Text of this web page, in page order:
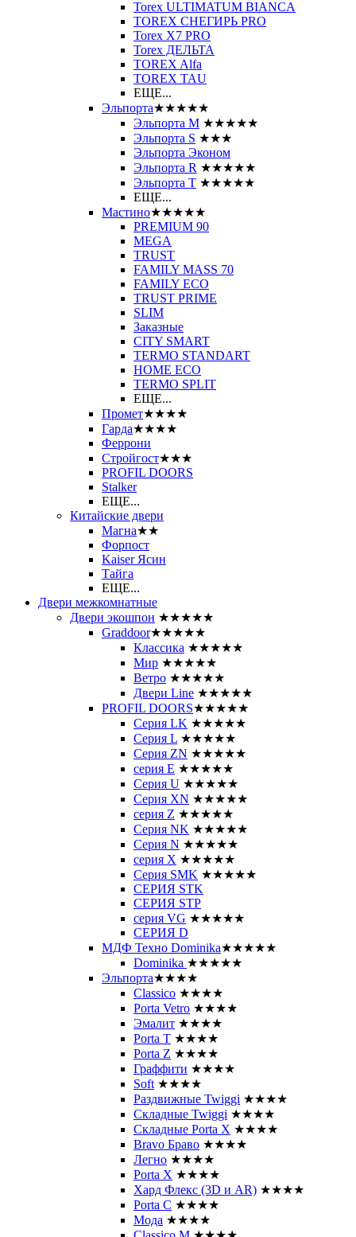
Torex ULTIMATUM BIANCA
TOREX СНЕГИРЬ PRO
Torex X7 PRO
Torex ДЕЛЬТА
TOREX Alfa
TOREX TAU
ЕЩЕ...
Эльпорта★★★★★
Эльпорта M ★★★★★
Эльпорта S ★★★
Эльпорта Эконом
Эльпорта R ★★★★★
Эльпорта Т ★★★★★
ЕЩЕ...
Мастино★★★★★
PREMIUM 90
MEGA
TRUST
FAMILY MASS 70
FAMILY ECO
TRUST PRIME
SLIM
Заказные
CITY SMART
TERMO STANDART
HOME ECO
ТЕRМО SPLIT
ЕЩЕ...
Промет★★★★
Гарда★★★★
Феррони
Стройгост★★★
PROFIL DOORS
Stalker
ЕЩЕ...
Китайские двери
Магна★★
Форпост
Kaiser Ясин
Тайга
ЕЩЕ...
Двери межкомнатные
Двери экошпон ★★★★★
Graddoor★★★★★
Классика ★★★★★
Мир ★★★★★
Ветро ★★★★★
Двери Line ★★★★★
PROFIL DOORS★★★★★
Серия LK ★★★★★
Серия L ★★★★★
Серия ZN ★★★★★
серия E ★★★★★
Серия U ★★★★★
Серия XN ★★★★★
серия Z ★★★★★
Серия NK ★★★★★
Серия N ★★★★★
серия X ★★★★★
Серия SMK ★★★★★
СЕРИЯ STK
СЕРИЯ STP
серия VG ★★★★★
СЕРИЯ D
МДФ Техно Dominika★★★★★
Dominika ★★★★★
Эльпорта★★★★
Classico ★★★★
Porta Vetro ★★★★
Эмалит ★★★★
Porta T ★★★★
Porta Z ★★★★
Граффити ★★★★
Soft ★★★★
Раздвижные Twiggi ★★★★
Складные Twiggi ★★★★
Складные Porta X ★★★★
Bravo Браво ★★★★
Легно ★★★★
Porta X ★★★★
Хард Флекс (3D и AR) ★★★★
Porta C ★★★★
Мода ★★★★